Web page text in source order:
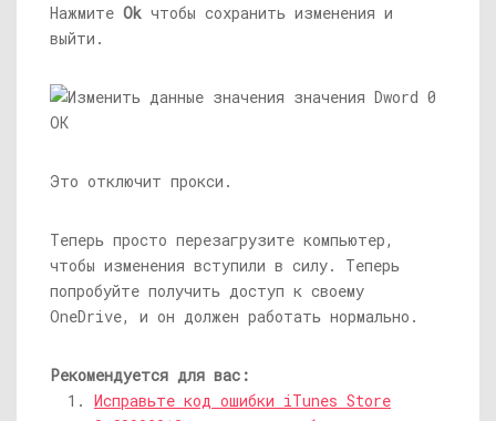
Нажмите Ok чтобы сохранить изменения и
выйти.
Это отключит прокси.
Теперь просто перезагрузите компьютер,
чтобы изменения вступили в силу. Теперь
попробуйте получить доступ к своему
OneDrive, и он должен работать нормально.
Рекомендуется для вас:
Исправьте код ошибки iTunes Store